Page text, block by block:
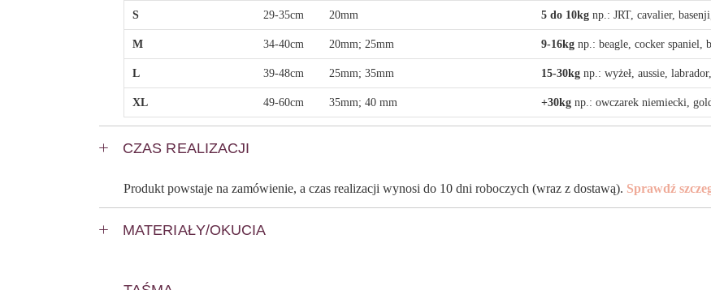
S 29-35cm 20mm 5 do 10kg np.: JRT, cavalier,
M 34-40cm 20mm; 25mm 9-16kg np.: beagle, cocker
L 39-48cm 25mm; 35mm 15-30kg np.: wyżeł, aussie,
XL 49-60cm 35mm; 40 mm +30kg np.: owczarek niemiecki,
CZAS REALIZACJI
Produkt powstaje na zamówienie, a czas realizacji wynosi do 10 dni roboczych (wraz z dostawą). Sprawdź
MATERIAŁY/OKUCIA